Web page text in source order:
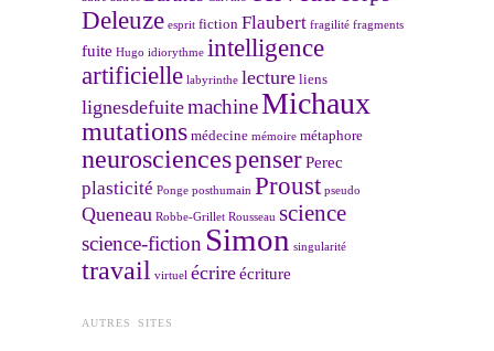
Deleuze esprit fiction Flaubert fragilité fragments
fuite Hugo idiorythme intelligence
artificielle labyrinthe lecture liens
lignesdefuitemachineMichaux
mutations médecine mémoire métaphore
neurosciencespenserPerec
plasticité Ponge posthumain Proust pseudo
Queneau Robbe-Grillet Rousseau science
science-fiction Simon singularité
travail virtuel écrireécriture
AUTRES SITES